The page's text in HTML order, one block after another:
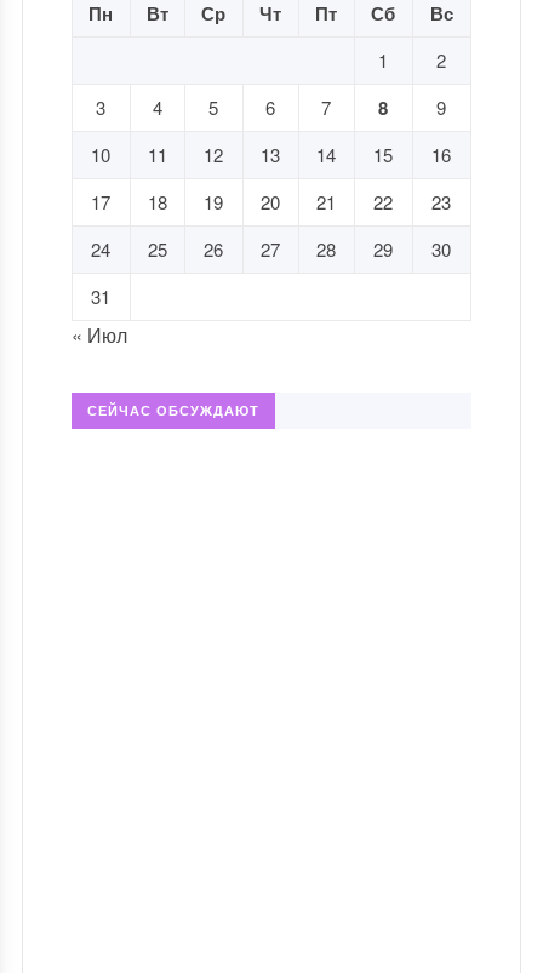
Пн Вт Ср Чт Пт Сб Вс
1
2
3
4 5 6 7 8
9
10
11 12 13 14 15
16
17
18 19 20 21 22
23
24
25 26 27 28 29
30
31
« Июл
СЕЙЧАС ОБСУЖДАЮТ